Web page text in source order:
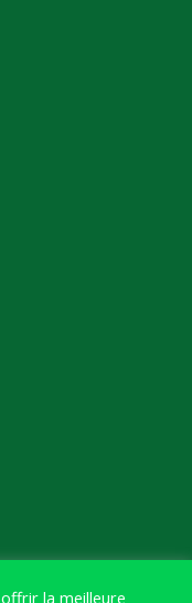
la meilleure